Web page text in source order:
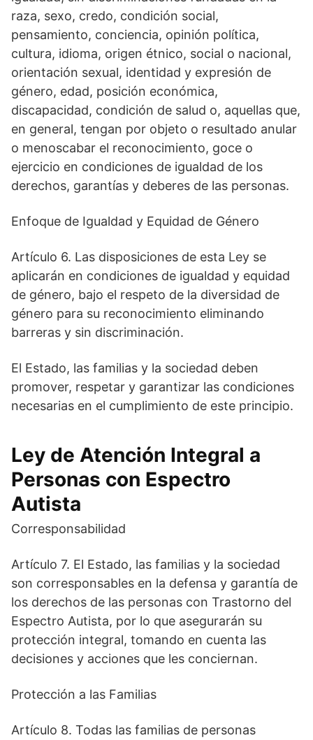
raza, sexo, credo, condición social,
pensamiento, conciencia, opinión política,
cultura, idioma, origen étnico, social o nacional,
orientación sexual, identidad y expresión de
género, edad, posición económica,
discapacidad, condición de salud o, aquellas que,
en general, tengan por objeto o resultado anular
o menoscabar el reconocimiento, goce o
ejercicio en condiciones de igualdad de los
derechos, garantías y deberes de las personas.
Enfoque de Igualdad y Equidad de Género
Artículo 6. Las disposiciones de esta Ley se
aplicarán en condiciones de igualdad y equidad
de género, bajo el respeto de la diversidad de
género para su reconocimiento eliminando
barreras y sin discriminación.
El Estado, las familias y la sociedad deben
promover, respetar y garantizar las condiciones
necesarias en el cumplimiento de este principio.
Ley de Atención Integral a
Personas con Espectro
Autista
Corresponsabilidad
Artículo 7. El Estado, las familias y la sociedad
son corresponsables en la defensa y garantía de
los derechos de las personas con Trastorno del
Espectro Autista, por lo que asegurarán su
protección integral, tomando en cuenta las
decisiones y acciones que les conciernan.
Protección a las Familias
Artículo 8. Todas las familias de personas